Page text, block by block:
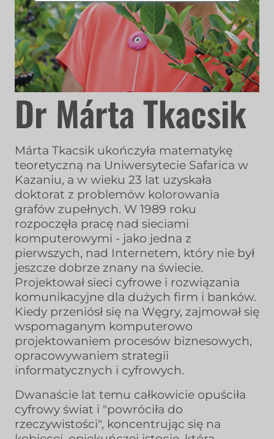
Dr Márta Tkacsik
Márta Tkacsik ukończyła matematykę
teoretyczną na Uniwersytecie Safarica w
Kazaniu, a w wieku 23 lat uzyskała
doktorat z problemów kolorowania
grafów zupełnych. W 1989 roku
rozpoczęła pracę nad sieciami
komputerowymi - jako jedna z
pierwszych, nad Internetem, który nie był
jeszcze dobrze znany na świecie.
Projektował sieci cyfrowe i rozwiązania
komunikacyjne dla dużych firm i banków.
Kiedy przeniósł się na Węgry, zajmował się
wspomaganym komputerowo
projektowaniem procesów biznesowych,
opracowywaniem strategii
informatycznych i cyfrowych.
Dwanaście lat temu całkowicie opuściła
cyfrowy świat i "powróciła do
rzeczywistości", koncentrując się na